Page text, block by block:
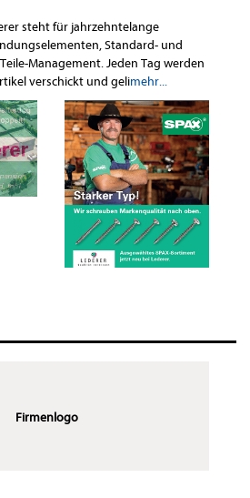
steht für jahrzehntelange
Standard- und
Management. Jeden Tag werden
verschickt und gelimehr...
Firmenlogo